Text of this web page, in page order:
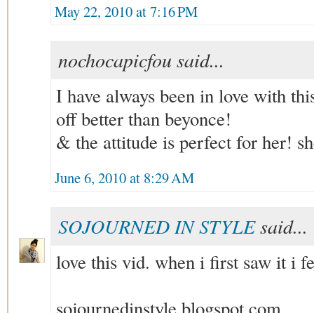
May 22, 2010 at 7:16 PM
nochocapicfou said...
I have always been in love with
off better than beyonce!
& the attitude is perfect for her!
June 6, 2010 at 8:29 AM
SOJOURNED IN STYLEsaid...
love this vid. when i first saw it i
sojournedinstyle.blogspot.com